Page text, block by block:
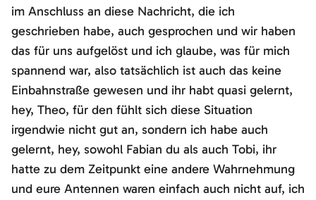
im Anschluss an diese Nachricht, die ich
geschrieben habe, auch gesprochen und wir haben
das für uns aufgelöst und ich glaube, was für mich
spannend war, also tatsächlich ist auch das keine
Einbahnstraße gewesen und ihr habt quasi gelernt,
hey, Theo, für den fühlt sich diese Situation
irgendwie nicht gut an, sondern ich habe auch
gelernt, hey, sowohl Fabian du als auch Tobi, ihr
hatte zu dem Zeitpunkt eine andere Wahrnehmung
und eure Antennen waren einfach auch nicht auf, ich